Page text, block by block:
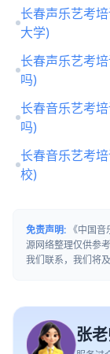
长春声乐艺考
大学)
长春声乐艺考
吗)
长春音乐艺考
吗)
长春音乐艺考
校)
免责声明: 《中国
源网络整理仅供参
我们联系，我们将
张